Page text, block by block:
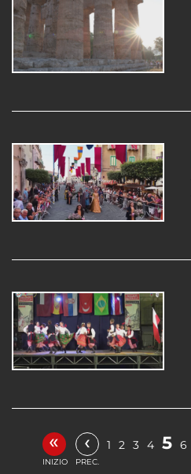
«
INIZIO
‹
PREC.
1 2 3 4 5 6